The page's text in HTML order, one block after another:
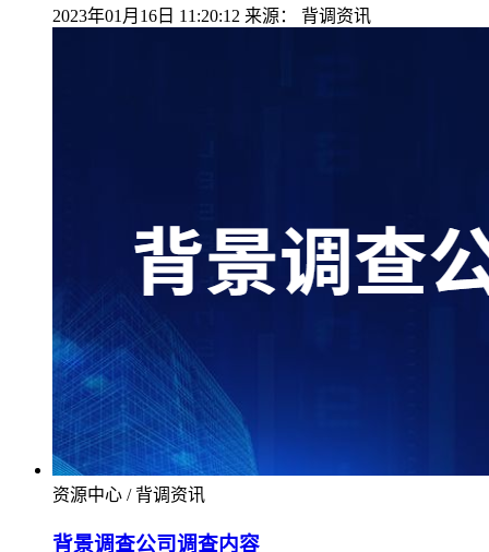
2023年01月16日 11:20:12 来源： 背调资讯
资源中心 / 背调资讯
背景调查公司调查内容